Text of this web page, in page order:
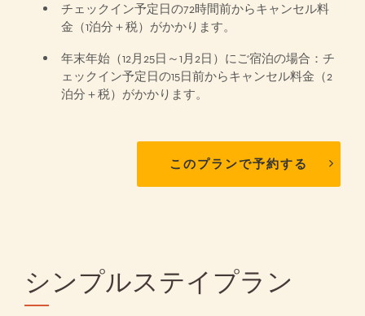
チェックイン予定日の72時間前からキャンセル料
金（1泊分＋税）がかかります。
年末年始（12月25日～1月2日）にご宿泊の場合：チ
ェックイン予定日の15日前からキャンセル料金（2
泊分＋税）がかかります。
このプランで予約する
シンプルステイプラン